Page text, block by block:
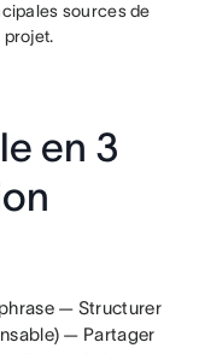
sources de
projet.
en 3
— Structurer
— Partager